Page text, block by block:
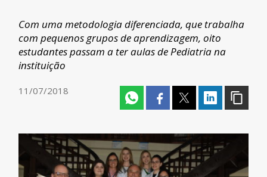
Com uma metodologia diferenciada, que trabalha
com pequenos grupos de aprendizagem, oito
estudantes passam a ter aulas de Pediatria na
instituição
11/07/2018